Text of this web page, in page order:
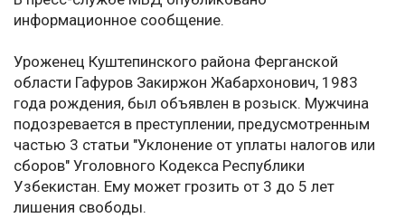
информационное сообщение.
Уроженец Куштепинского района Ферганской
области Гафуров Закиржон Жабархонович, 1983
года рождения, был объявлен в розыск. Мужчина
подозревается в преступлении, предусмотренным
частью 3 статьи "Уклонение от уплаты налогов или
сборов" Уголовного Кодекса Республики
Узбекистан. Ему может грозить от 3 до 5 лет
лишения свободы.